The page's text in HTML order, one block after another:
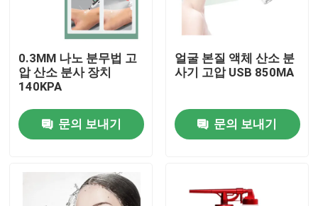
우리에 대하여
공장 여행
연락주세요
0.3MM 나노 분무법 고
압 산소 분사 장치
140KPA
문의 보내기
얼굴 본질 액체 산소 분
사기 고압 USB 850MA
문의 보내기